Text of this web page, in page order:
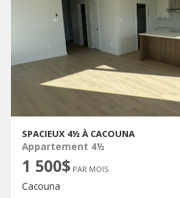
SPACIEUX 4½ À CACOUNA
Appartement 4½
1 500$ PAR MOIS
Cacouna